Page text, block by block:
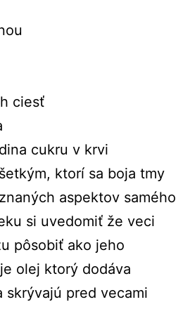
ciesť
cukru v krvi
ktorí sa boja tmy
aspektov samého
si uvedomiť že veci
pôsobiť ako jeho
olej ktorý dodáva
skrývajú pred vecami